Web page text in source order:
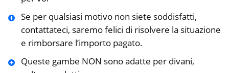
Se per qualsiasi motivo non siete soddisfatti,
contattateci, saremo felici di risolvere la situazione
e rimborsare l’importo pagato.
Queste gambe NON sono adatte per divani,